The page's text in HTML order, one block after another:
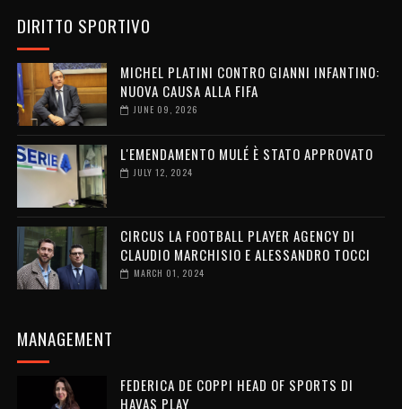
DIRITTO SPORTIVO
MICHEL PLATINI CONTRO GIANNI INFANTINO:
NUOVA CAUSA ALLA FIFA
JUNE 09, 2026
L'EMENDAMENTO MULÉ È STATO APPROVATO
JULY 12, 2024
CIRCUS LA FOOTBALL PLAYER AGENCY DI
CLAUDIO MARCHISIO E ALESSANDRO TOCCI
MARCH 01, 2024
MANAGEMENT
FEDERICA DE COPPI HEAD OF SPORTS DI
HAVAS PLAY